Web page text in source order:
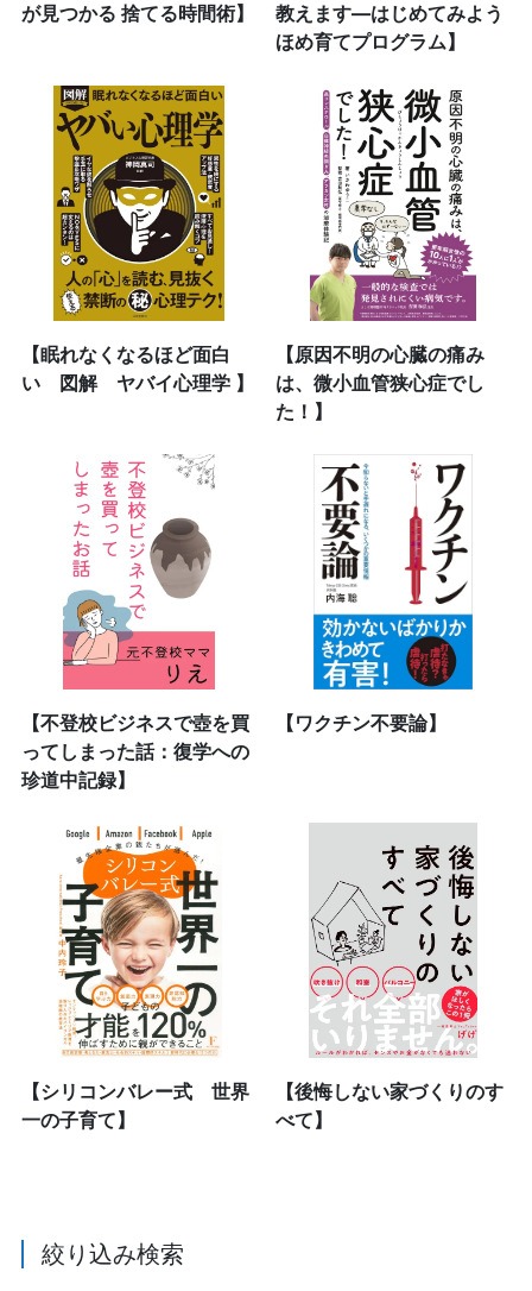
が見つかる 捨てる時間術】
教えます―はじめてみよう
ほめ育てプログラム】
【眠れなくなるほど面白
い 図解 ヤバイ心理学 】
【原因不明の心臓の痛み
は、微小血管狭心症でし
た！】
【不登校ビジネスで壺を買
ってしまった話：復学への
珍道中記録】
【ワクチン不要論】
【シリコンバレー式 世界
一の子育て】
【後悔しない家づくりのす
べて】
絞り込み検索